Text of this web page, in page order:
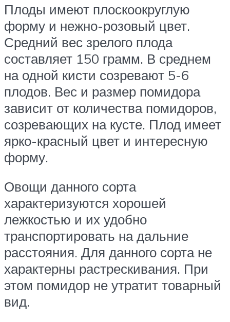
Плоды имеют плоскоокруглую
форму и нежно-розовый цвет.
Средний вес зрелого плода
составляет 150 грамм. В среднем
на одной кисти созревают 5-6
плодов. Вес и размер помидора
зависит от количества помидоров,
созревающих на кусте. Плод имеет
ярко-красный цвет и интересную
форму.
Овощи данного сорта
характеризуются хорошей
лежкостью и их удобно
транспортировать на дальние
расстояния. Для данного сорта не
характерны растрескивания. При
этом помидор не утратит товарный
вид.